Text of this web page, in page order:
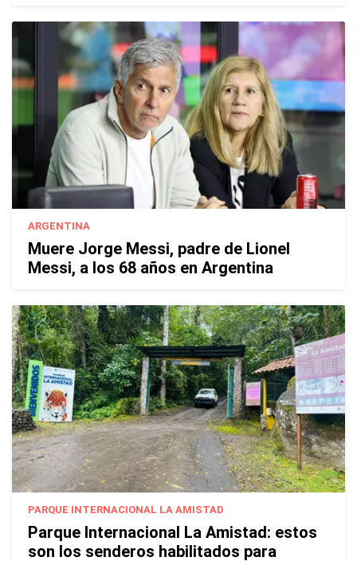
ARGENTINA
Muere Jorge Messi, padre de Lionel
Messi, a los 68 años en Argentina
PARQUE INTERNACIONAL LA AMISTAD
Parque Internacional La Amistad: estos
son los senderos habilitados para